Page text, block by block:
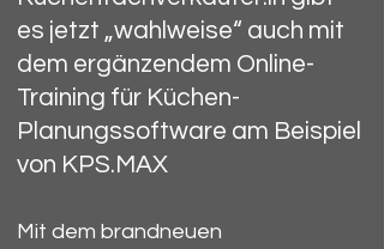
es jetzt „wahlweise“ auch mit
dem ergänzendem Online-
Training für Küchen-
Planungssoftware am Beispiel
von KPS.MAX
Mit dem brandneuen